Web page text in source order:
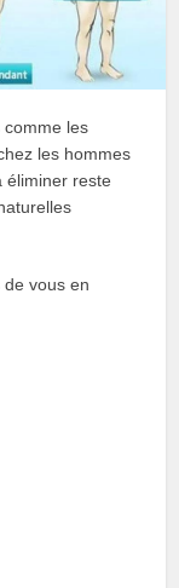
comme les
les hommes
éliminer reste
vous en